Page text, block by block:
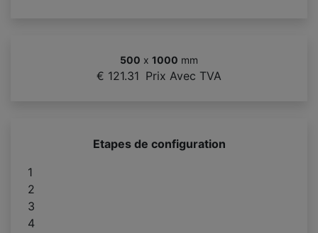
500 x 1000 mm
€ 121.31 Prix Avec TVA
Etapes de configuration
1
2
3
4